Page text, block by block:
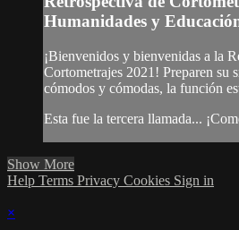
Humanidades y
¡Bienvenidos y bienvenidas a la
Cortometrajes 2021! Preparen su
cómodos y cómodas, la función
Esta fue la tercera llamada...
Show More
Help Terms Privacy Cookies Sign in
×